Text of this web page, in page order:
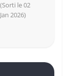
(Sorti le 02
Jan 2026)